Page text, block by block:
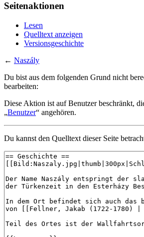
Seitenaktionen
Lesen
Quelltext anzeigen
Versionsgeschichte
← Naszály
Du bist aus dem folgenden Grund nicht
bearbeiten:
Diese Aktion ist auf Benutzer beschränkt,
„Benutzer“ angehören.
Du kannst den Quelltext dieser Seite